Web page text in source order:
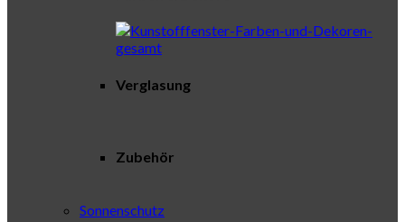
Verglasung
Zubehör
Sonnenschutz